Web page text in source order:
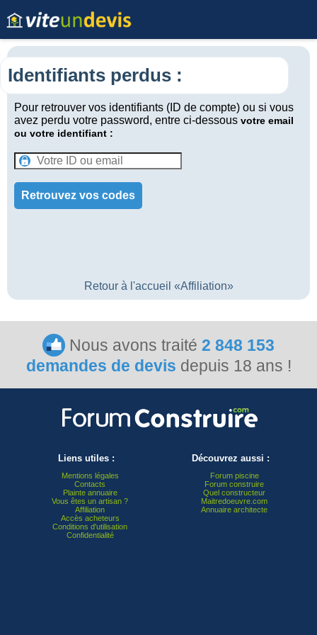
Identifiants perdus :
Pour retrouver vos identifiants (ID de compte) ou si vous
avez perdu votre password, entre ci-dessous votre email
ou votre identifiant :
Retour à l'accueil «Affiliation»
Nous avons traité 2 848 153
demandes de devis depuis 18 ans !
Liens utiles :
Mentions légales
Contacts
Plainte annuaire
Vous êtes un artisan ?
Affiliation
Accès acheteurs
Conditions d'utilisation
Confidentialité
Découvrez aussi :
Forum piscine
Forum construire
Quel constructeur
Maitredoeuvre.com
Annuaire architecte